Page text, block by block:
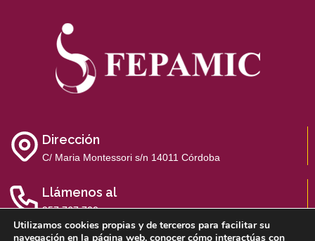
Dirección
C/ Maria Montessori s/n 14011 Córdoba
Llámenos al
957 767 700
Utilizamos cookies propias y de terceros para facilitar su
navegación en la página web, conocer cómo interactúas con